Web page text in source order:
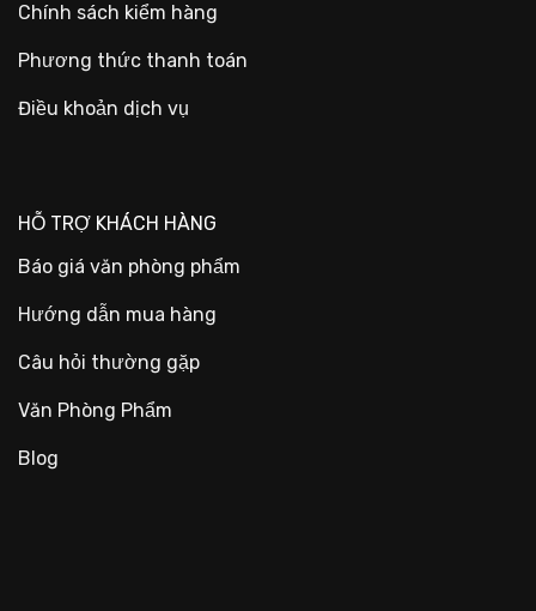
Chính sách kiểm hàng
Phương thức thanh toán
Điều khoản dịch vụ
HỖ TRỢ KHÁCH HÀNG
Báo giá văn phòng phẩm
Hướng dẫn mua hàng
Câu hỏi thường gặp
Văn Phòng Phẩm
Blog